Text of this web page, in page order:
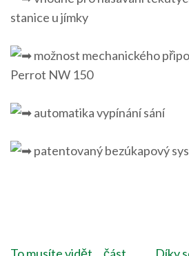
stanice u jímky
možnost mechanického
Perrot NW 150
automatika vypínání sání
patentovaný bezúkapový